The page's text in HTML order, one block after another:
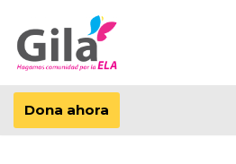
Saltar
al
contenido
Dona ahora